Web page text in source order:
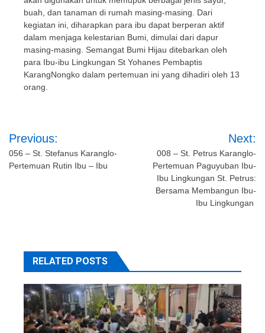
buah, dan tanaman di rumah masing-masing. Dari
kegiatan ini, diharapkan para ibu dapat berperan aktif
dalam menjaga kelestarian Bumi, dimulai dari dapur
masing-masing. Semangat Bumi Hijau ditebarkan oleh
para Ibu-ibu Lingkungan St Yohanes Pembaptis
KarangNongko dalam pertemuan ini yang dihadiri oleh 13
orang.
Post
navigation
Previous:
056 – St. Stefanus Karanglo-
Pertemuan Rutin Ibu – Ibu
Next:
008 – St. Petrus Karanglo-
Pertemuan Paguyuban Ibu-
Ibu Lingkungan St. Petrus:
Bersama Membangun Ibu-
Ibu Lingkungan
RELATED POSTS